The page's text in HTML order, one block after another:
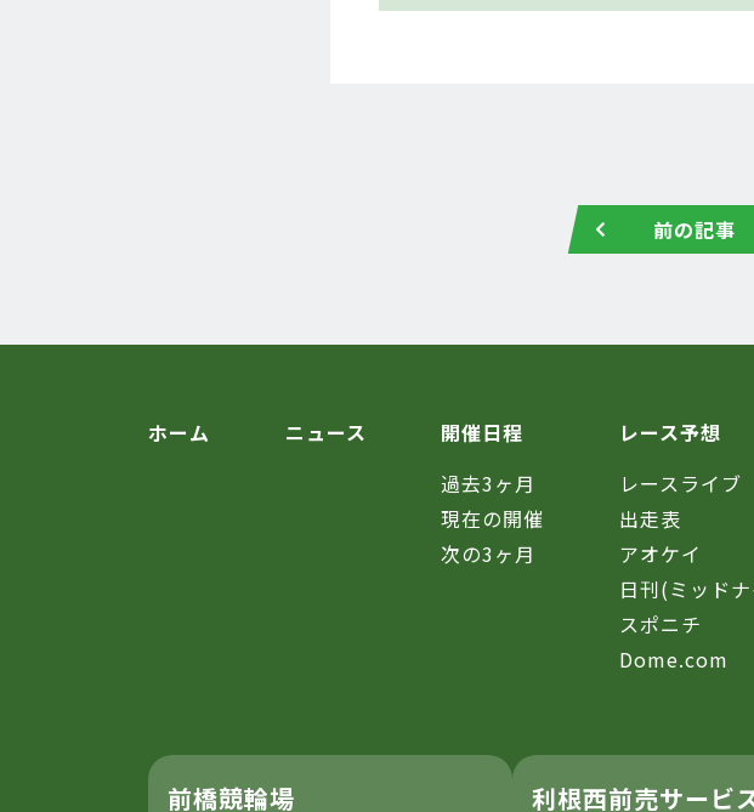
前の記事
ホーム ニュース
開催日程
過去3ヶ月
現在の開催
次の3ヶ月
レース予想
レースライブ
出走表
アオケイ
日刊(ミッド
スポニチ
Dome.com
前橋競輪場 利根西前売サービ